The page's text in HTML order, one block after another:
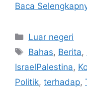
Baca
Kategori
Luar negeri
Tag
Bahas, Berita,
IsraelPalestina,
Politik, terhadap,